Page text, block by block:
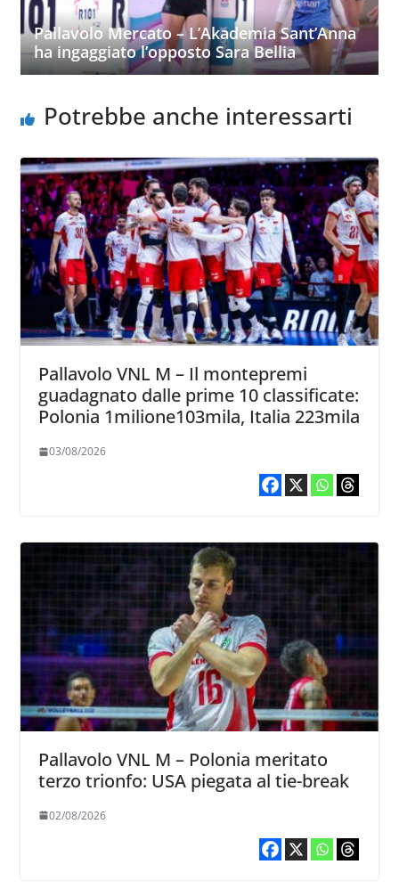
Pallavolo Mercato – L’Akademia Sant’Anna
ha ingaggiato l’opposto Sara Bellia
Potrebbe anche interessarti
Pallavolo VNL M – Il montepremi
guadagnato dalle prime 10 classificate:
Polonia 1milione103mila, Italia 223mila
03/08/2026
Pallavolo VNL M – Polonia meritato
terzo trionfo: USA piegata al tie-break
02/08/2026